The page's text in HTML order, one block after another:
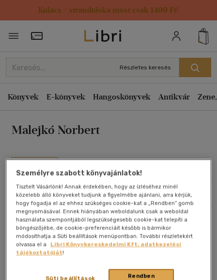
Kulacs / strandtáska most csak 1499 Ft!
Törzsvásárlói Kártya adatai
Részletes keresés
Könyvek E-könyvek Hangoskönyvek Antikvár
Malejkó Norbert
Művei
Szűrés Rendezés
Rendezés
Kiadás éve szerint csökkenő
Ár szerint csökkenő
Eladott darabszám szerint csökkenő
Cím szerint A-Z
Szerző szerint A-Z
Megjelenítés
20 db / oldal
40 db / oldal
Alkalmaz
Összesen3db
Személyre szabott könyvajánlatok!
Tisztelt Vásárlónk! Annak érdekében, hogy az ízléséhez minél
közelebb álló könyveket tudjunk a figyelmébe ajánlani, arra kérjük,
hogy fogadja el az ehhez szükséges cookie-kat a „Rendben” gomb
megnyomásával. Ennek hiányában weboldalunk csak a weboldal
használata szempontjából legszükségesebb cookie-kat telepíti a
böngészőjébe, de cookie-preferenciáit később is bármikor
módosíthatja a Süti beállítások menüpontban. További részletekért
olvassa el a
Libri Könyvkereskedelmi Kft. adatkezelési
tájékoztatóját!
Rendben
Süti beállítások